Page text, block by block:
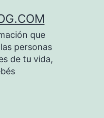
que
personas
de tu vida,